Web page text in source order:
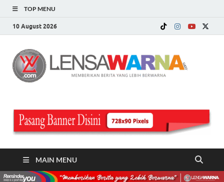
TOP MENU
10 August 2026
MAIN MENU